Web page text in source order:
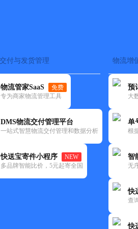
付与发货管理
物流管家SaaS
免费
专为商家物流管理工具
DMS物流交付管理平台
一站式智慧物流交付管理和数据分析
快送宝寄件小程序
NEW
多品牌智能比价，5元起寄全国
物流增
预
大
单
根
智
无
快
查
快